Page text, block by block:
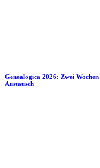
Genealogica 2026: Zwei
Austausch